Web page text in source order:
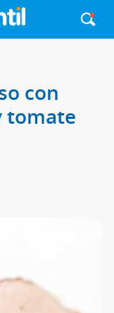
con
tomate